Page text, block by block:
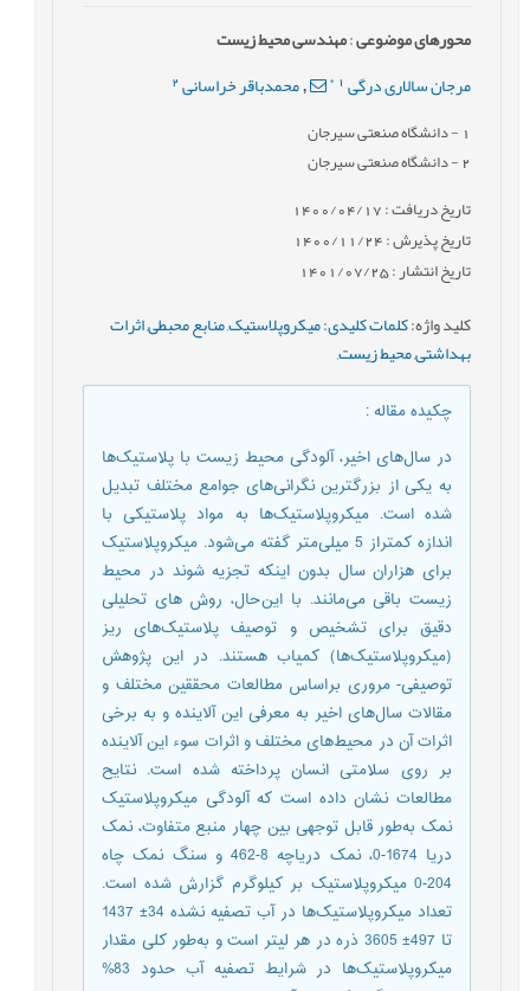
محورهای موضوعی:مهندسی محیط زیست
مرجان سالاری درگی *
,محمدباقر خراسانی 2
- دانشگاه صنعتی سیرجان
2- دانشگاه صنعتی سیرجان
تاریخ دریافت : 1400/04/17
تاریخ پذیرش : 1400/11/24
تاریخ انتشار : 1401/07/25
کلید واژه:کلمات کلیدی: میکروپلاستیک,منابع محبطی,اثرات
بهداشتی,محیط زیست,
چکیده مقاله:
در سال‌های اخیر، آلودگی محیط‌ زیست با پلاستیک‌ها
به یکی از بزرگترین نگرانی‌های جوامع مختلف تبدیل
شده است. میکروپلاستیک‌ها به مواد پلاستیکی با
اندازه کمتراز 5 میلی‌متر گفته می‌شود. میکروپلاستیک
برای هزاران سال بدون اینکه تجزیه شوند در محیط
زیست باقی می‌مانند. با این‌حال، روش های تحلیلی
دقیق برای تشخیص و توصیف پلاستیک‌های ریز
(میکروپلاستیک‌ها) کمیاب هستند. در این پژوهش
توصیفی- مروری براساس مطالعات محققین مختلف و
مقالات سال‌های اخیر به معرفی این آلاینده و به برخی
اثرات آن در محیط‌های مختلف و اثرات سوء این آلاینده
بر روی سلامتی انسان پرداخته شده است. نتایح
مطالعات نشان داده است که آلودگی میکروپلاستیک
نمک به‌طور قابل توجهی بین چهار منبع متفاوت، نمک
دریا 1674-0، نمک دریاچه 8-462 و سنگ نمک چاه
204-0 میکروپلاستیک بر کیلوگرم گزارش شده است.
تعداد میکروپلاستیک‌ها در آب تصفیه نشده 34± 1437
تا 497± 3605 ذره در هر لیتر است و به‌طور کلی مقدار
میکروپلاستیک‌ها در شرایط تصفیه آب حدود 83%